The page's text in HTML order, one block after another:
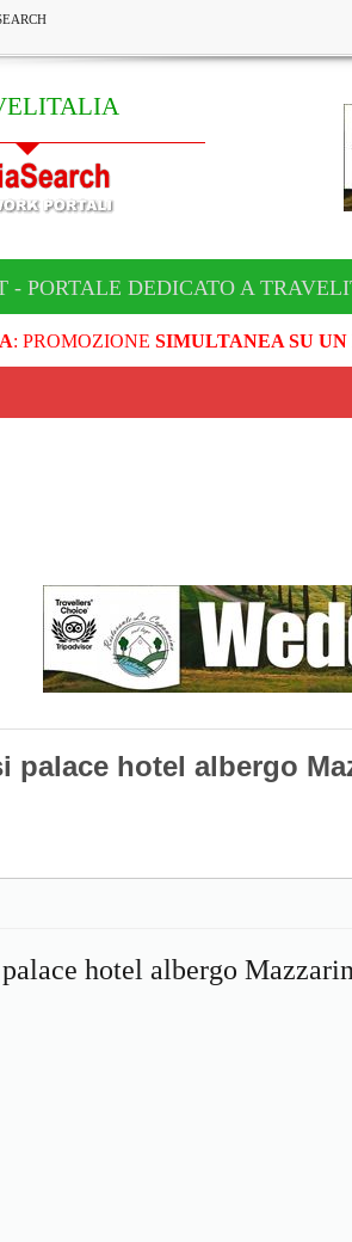
- PORTALE DEDICATO A
: PROMOZIONE SIMULTANEA SU
palace hotel albergo
hotel albergo